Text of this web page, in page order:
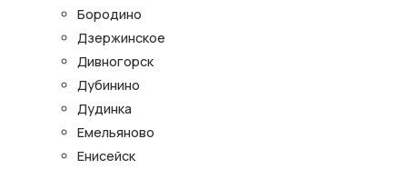
Бородино
Дзержинское
Дивногорск
Дубинино
Дудинка
Емельяново
Енисейск